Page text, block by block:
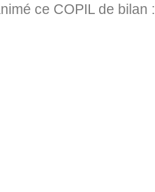
ce COPIL de bilan :